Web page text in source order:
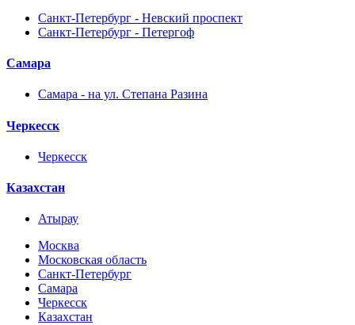
Санкт-Петербург - Невский проспект
Санкт-Петербург - Петергоф
Самара
Самара - на ул. Степана Разина
Черкесск
Черкесск
Казахстан
Атырау
Москва
Московская область
Санкт-Петербург
Самара
Черкесск
Казахстан